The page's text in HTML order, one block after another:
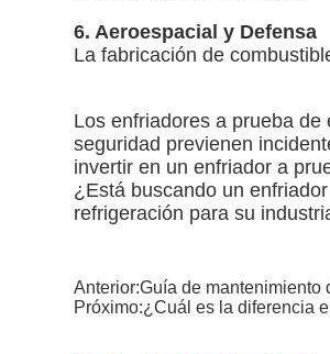
6. Aeroespacial y Defensa
La fabricación de
Los enfriadores a prueba
seguridad previenen
invertir en un enfriador a
¿Está buscando un
refrigeración para su
Anterior:Guía de mantenimiento
Próximo:¿Cuál es la diferencia